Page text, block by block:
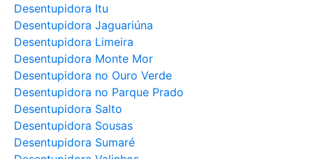
Desentupidora Itu
Desentupidora Jaguariúna
Desentupidora Limeira
Desentupidora Monte Mor
Desentupidora no Ouro Verde
Desentupidora no Parque Prado
Desentupidora Salto
Desentupidora Sousas
Desentupidora Sumaré